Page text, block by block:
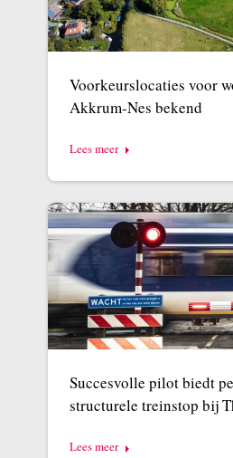
Voorkeurslocaties voor
Akkrum-Nes bekend
Lees meer
Succesvolle pilot biedt
structurele treinstop bij
Lees meer